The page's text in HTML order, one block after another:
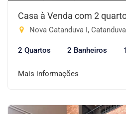
Casa à Venda com 2
Nova Catanduva I,
2 Quartos 2 Banheiros
Mais informações